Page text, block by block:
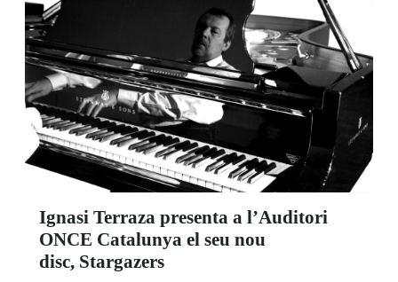
Ignasi Terraza presenta a l’Auditori
ONCE Catalunya el seu nou
disc, Stargazers